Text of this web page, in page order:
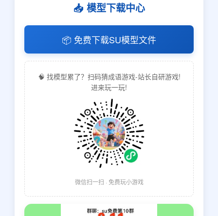
📥 模型下载中心
📦 免费下载SU模型文件
🧠 找模型累了？扫码猜成语游戏-站长自研游戏!
进来玩一玩!
微信扫一扫 · 免费玩小游戏